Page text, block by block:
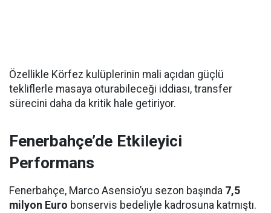
Özellikle Körfez kulüplerinin mali açıdan güçlü
tekliflerle masaya oturabileceği iddiası, transfer
sürecini daha da kritik hale getiriyor.
Fenerbahçe’de Etkileyici
Performans
Fenerbahçe, Marco Asensio’yu sezon başında 7,5
milyon Euro bonservis bedeliyle kadrosuna katmıştı.